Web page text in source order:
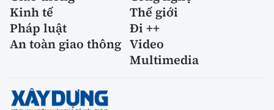
Kinh tế
Thế giới
Pháp luật
Đi ++
An toàn giao thông Video
Multimedia